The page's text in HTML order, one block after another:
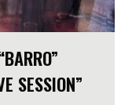
SESSION”